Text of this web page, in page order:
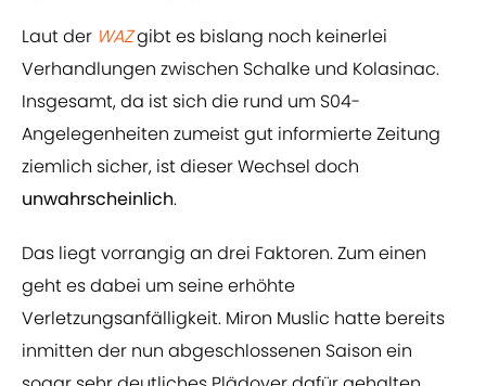
Laut der WAZgibt es bislang noch keinerlei
Verhandlungen zwischen Schalke und Kolasinac.
Insgesamt, da ist sich die rund um S04-
Angelegenheiten zumeist gut informierte Zeitung
ziemlich sicher, ist dieser Wechsel doch
unwahrscheinlich.
Das liegt vorrangig an drei Faktoren. Zum einen
geht es dabei um seine erhöhte
Verletzungsanfälligkeit. Miron Muslic hatte bereits
inmitten der nun abgeschlossenen Saison ein